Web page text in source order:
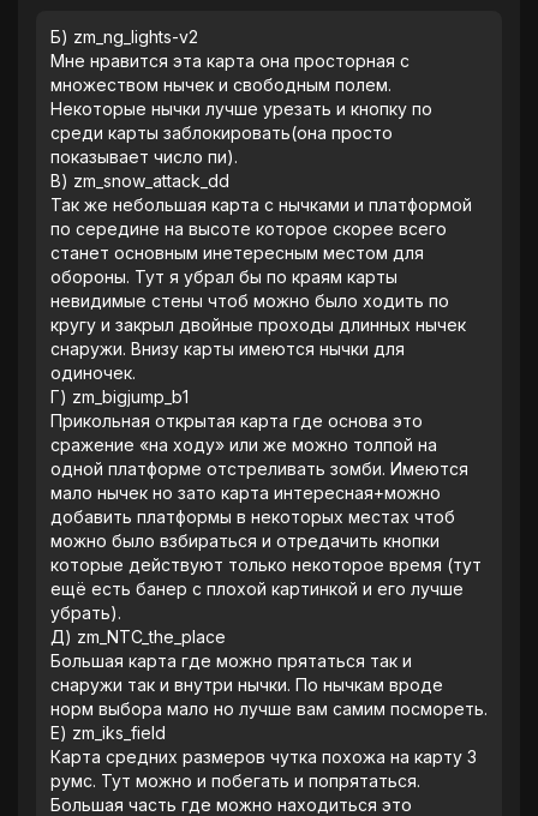
Б) zm_ng_lights-v2
‎Мне нравится эта карта она просторная с
множеством нычек и свободным полем.
Некоторые нычки лучше урезать и кнопку по
среди карты заблокировать(она просто
показывает число пи).
‎В) zm_snow_attack_dd
‎Так же небольшая карта с нычками и платформой
по середине на высоте которое скорее всего
станет основным инетересным местом для
обороны. Тут я убрал бы по краям карты
невидимые стены чтоб можно было ходить по
кругу и закрыл двойные проходы длинных нычек
снаружи. Внизу карты имеются нычки для
одиночек.
‎Г) zm_bigjump_b1
‎Прикольная открытая карта где основа это
сражение «на ходу» или же можно толпой на
одной платформе отстреливать зомби. Имеются
мало нычек но зато карта интересная+можно
добавить платформы в некоторых местах чтоб
можно было взбираться и отредачить кнопки
которые действуют только некоторое время (тут
ещë есть банер с плохой картинкой и его лучше
убрать).
‎Д) zm_NTC_the_place
‎Большая карта где можно прятаться так и
снаружи так и внутри нычки. По нычкам вроде
норм выбора мало но лучше вам самим посмореть.
‎Е) zm_iks_field
‎Карта средних размеров чутка похожа на карту 3
румс. Тут можно и побегать и попрятаться.
Большая часть где можно находиться это